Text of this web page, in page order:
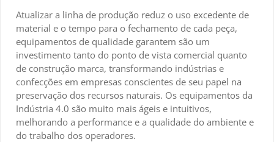
Atualizar a linha de produção reduz o uso excedente de
material e o tempo para o fechamento de cada peça,
equipamentos de qualidade garantem são um
investimento tanto do ponto de vista comercial quanto
de construção marca, transformando indústrias e
confecções em empresas conscientes de seu papel na
preservação dos recursos naturais. Os equipamentos da
Indústria 4.0 são muito mais ágeis e intuitivos,
melhorando a performance e a qualidade do ambiente e
do trabalho dos operadores.